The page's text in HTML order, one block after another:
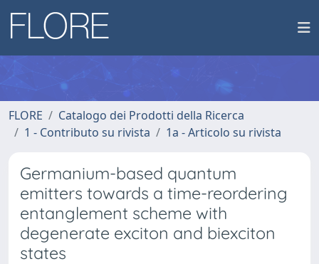
FLORE
Catalogo dei Prodotti della Ricerca
1 - Contributo su rivista
1a - Articolo su rivista
Germanium-based quantum
emitters towards a time-reordering
entanglement scheme with
degenerate exciton and biexciton
states